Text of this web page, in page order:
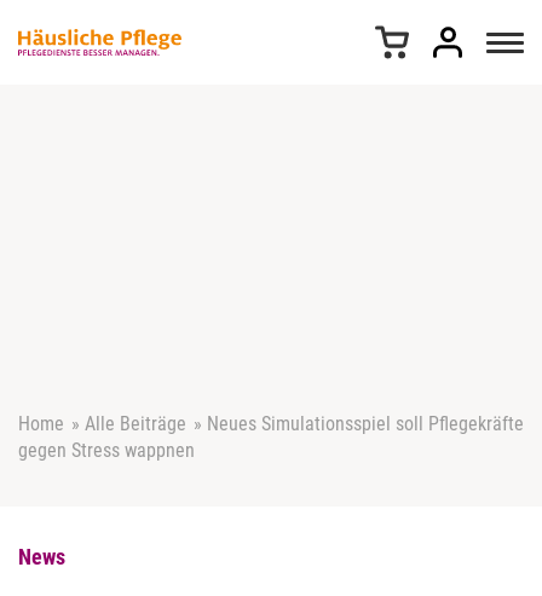
Home » Alle Beiträge » Neues Simulationsspiel soll Pflegekräfte
gegen Stress wappnen
News